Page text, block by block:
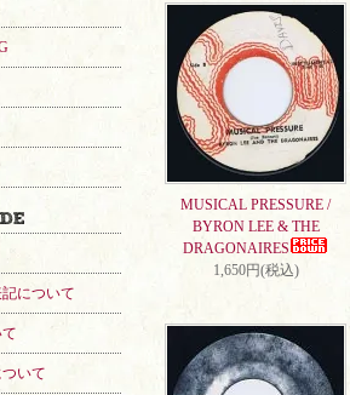
について
いて
MUSICAL PRESSURE /
BYRON LEE & THE
DRAGONAIRES
1,650円(税込)